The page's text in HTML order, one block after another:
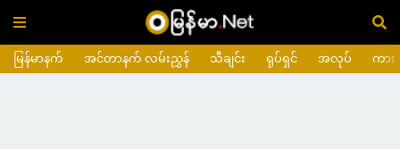
မြန်မာနက် အင်တာနက် လမ်းညွှန် သီချင်း ရုပ်ရှင် အလုပ် ကား